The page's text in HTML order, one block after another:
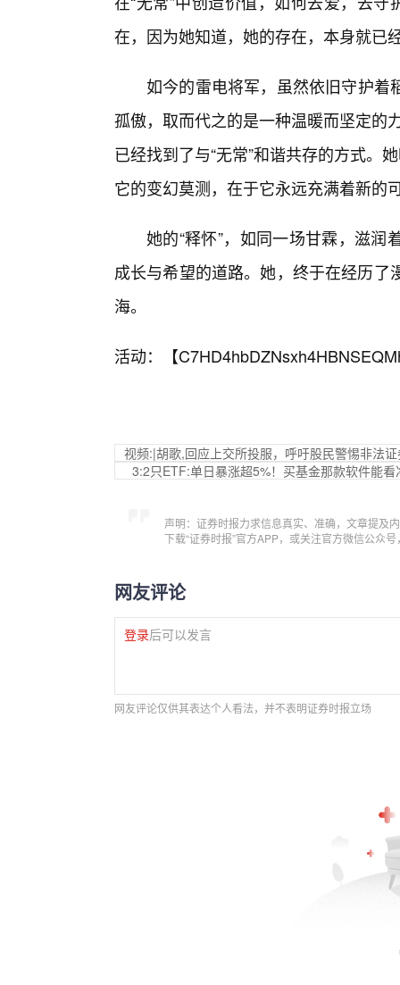
在，因为她知道，她的存在，本身就已
如今的雷电将军，虽然依旧守护着
孤傲，取而代之的是一种温暖而坚定的
已经找到了与“无常”和谐共存的方式。
它的变幻莫测，在于它永远充满着新的
她的“释怀”，如同一场甘霖，滋
成长与希望的道路。她，终于在经历
海。
活动：【
视频:|胡歌,回应上交所投服，呼吁股民警惕非法
3:2只ETF:单日暴涨超5%！买基金那款软件能
声明：证券时报力求信息真实、准确，文章提及
下载“证券时报”官方APP，或关注官方微信公众
网友评论
登录后可以发言
网友评论仅供其表达个人看法，并不表明证券时报立场